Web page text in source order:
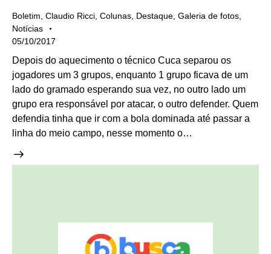
Boletim Claudio Ricci Colunas Destaque Galeria de fotos
Notícias
05/10/2017
Depois do aquecimento o técnico Cuca separou os
jogadores um 3 grupos, enquanto 1 grupo ficava de um
lado do gramado esperando sua vez, no outro lado um
grupo era responsável por atacar, o outro defender. Quem
defendia tinha que ir com a bola dominada até passar a
linha do meio campo, nesse momento o…